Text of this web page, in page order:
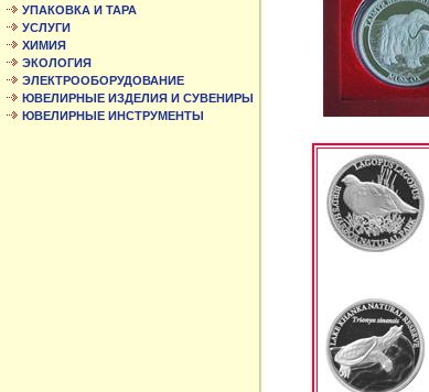
УПАКОВКА И ТАРА
УСЛУГИ
ХИМИЯ
ЭКОЛОГИЯ
ЭЛЕКТРООБОРУДОВАНИЕ
ЮВЕЛИРНЫЕ ИЗДЕЛИЯ И СУВЕНИРЫ
ЮВЕЛИРНЫЕ ИНСТРУМЕНТЫ